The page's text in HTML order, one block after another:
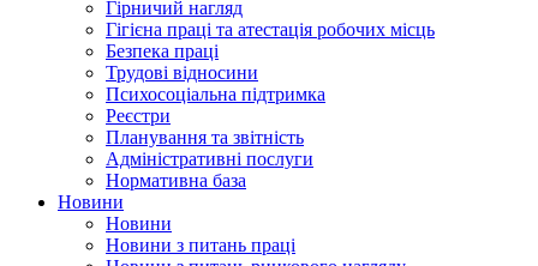
Гірничий нагляд
Гігієна праці та атестація робочих місць
Безпека праці
Трудові відносини
Психосоціальна підтримка
Реєстри
Планування та звітність
Адміністративні послуги
Нормативна база
Новини
Новини
Новини з питань праці